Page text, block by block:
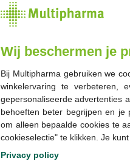
Wij beschermen je
Bij Multipharma gebruiken we
winkelervaring te verbeteren,
gepersonaliseerde advertenties
behoeften beter begrijpen en je
om alleen bepaalde cookies te
cookieselectie" te klikken. Je
Privacy policy